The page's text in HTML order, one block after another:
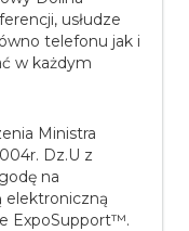
usłudze
telefonu jak i
w każdym
Ministra
Dz.U z
na
ExpoSupport™.